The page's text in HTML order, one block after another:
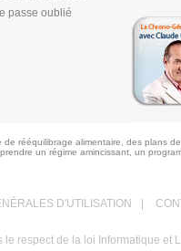
passe oublié
rééquilibrage alimentaire, des plans
un régime amincissant, un
D'UTILISATION |
respect de la loi Informatique et